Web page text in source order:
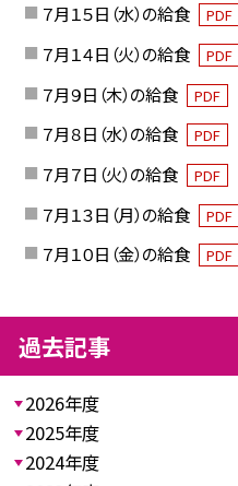
７月１５日（水）の給食
PDF
７月１４日（火）の給食
PDF
７月９日（木）の給食
PDF
７月８日（水）の給食
PDF
７月７日（火）の給食
PDF
７月１３日（月）の給食
PDF
７月１０日（金）の給食
PDF
過去記事
2026年度
2025年度
2024年度